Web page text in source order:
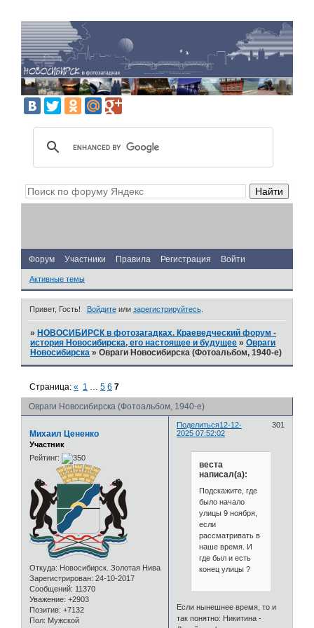
Форум Участники Правила Регистрация Войти
Активные темы
Привет, Гость! Войдитеили зарегистрируйтесь.
» НОВОСИБИРСК в фотозагадках. Краеведческий форум -
история Новосибирска, его настоящее и будущее »Овраги
Новосибирска »Овраги Новосибирска (Фотоальбом, 1940-е)
Овраги Новосибирска (Фотоальбом, 1940-е)
Страница:« 1 5 6 7
Поделиться 301
12-12-
2025 07:52:02
Михаил Цененко
Участник
Рейтинг:
Откуда: Новосибирск. Золотая Нива
Зарегистрирован: 24-10-2017
Сообщений: 11370
Уважение: +2903
Позитив: +7132
Пол: Мужской
веста
написал(а):
Подскажите, где
было начало
улицы 9 ноября,
если
рассматривать в
наше время. И
где был и есть
конец улицы ?
Если нынешнее время, то и
так понятно: Никитина -